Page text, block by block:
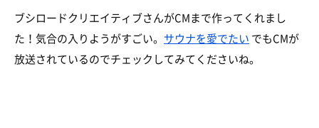
ブシロードクリエイティブさんがCMまで作ってくれまし
た！気合の入りようがすごい。 サウナを愛でたい でもCMが
放送されているのでチェックしてみてくださいね。